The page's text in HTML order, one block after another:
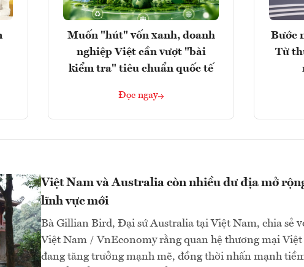
Muốn "hút" vốn xanh, doanh
nghiệp Việt cần vượt "bài
kiểm tra" tiêu chuẩn quốc tế
Đọc ngay
Bước
Từ
Việt Nam và Australia còn nhiều dư địa mở
lĩnh vực mới
Bà Gillian Bird, Đại sứ Australia tại Việt Nam, chia sẻ
Việt Nam / VnEconomy rằng quan hệ thương mại
đang tăng trưởng mạnh mẽ, đồng thời nhấn mạnh